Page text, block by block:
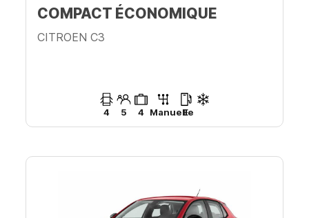
COMPACT ÉCONOMIQUE
CITROEN C3
4 5 4 Manuelle
E